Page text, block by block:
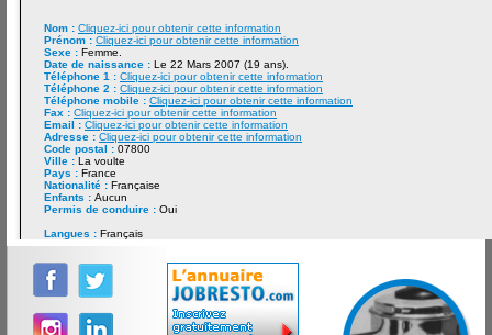
Nom : Cliquez-ici pour obtenir cette information
Prénom : Cliquez-ici pour obtenir cette information
Sexe : Femme.
Date de naissance : Le 22 Mars 2007 (19 ans).
Téléphone 1 : Cliquez-ici pour obtenir cette information
Téléphone 2 : Cliquez-ici pour obtenir cette information
Téléphone mobile : Cliquez-ici pour obtenir cette information
Fax : Cliquez-ici pour obtenir cette information
Email : Cliquez-ici pour obtenir cette information
Adresse : Cliquez-ici pour obtenir cette information
Code postal : 07800
Ville : La voulte
Pays : France
Nationalité : Française
Enfants : Aucun
Permis de conduire : Oui
Langues : Français